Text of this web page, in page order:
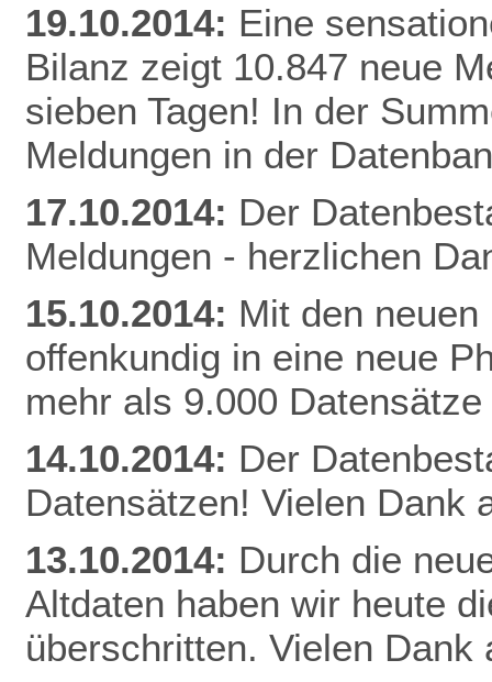
19.10.2014: Eine
Bilanz zeigt 10.847 neue
sieben Tagen! In der
Meldungen in der
17.10.2014: Der
Meldungen - herzlichen
15.10.2014: Mit den
offenkundig in eine neue
mehr als 9.000
14.10.2014: Der
Datensätzen! Vielen Dank
13.10.2014: Durch die
Altdaten haben wir heute
überschritten. Vielen Dank